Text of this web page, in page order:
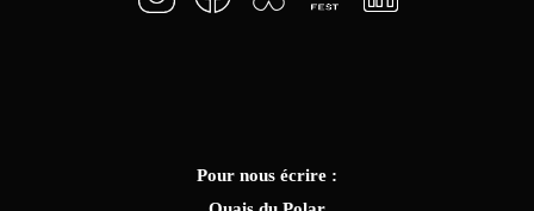
Pour nous écrire :